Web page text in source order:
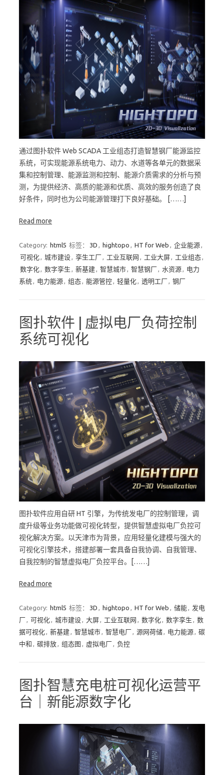
通过图扑软件 Web SCADA 工业组态打造智慧钢厂能源监控
系统，可实现能源系统电力、动力、水道等各单元的数据采
集和控制管理、能源监测和控制、能源介质需求的分析与预
测，为提供经济、高质的能源和优质、高效的服务创造了良
好条件，同时也为公司能源管理打下良好基础。 [……]
Read more
Category: html5 标签： 3D , hightopo , HT for Web , 企业能源,
可视化, 城市建设, 孪生工厂, 工业互联网 , 工业大屏, 工业组态,
数字化, 数字孪生 , 新基建, 智慧城市, 智慧钢厂, 水资源, 电力
系统, 电力能源, 组态, 能源管控, 轻量化, 透明工厂, 钢厂
图扑软件 | 虚拟电厂负荷控制
系统可视化
图扑软件应用自研 HT 引擎，为传统发电厂的控制管理，调
度升级等业务功能做可视化转型，提供智慧虚拟电厂负控可
视化解决方案。以天津市为背景，应用轻量化建模与强大的
可视化引擎技术，搭建部署一套具备自我协调、自我管理、
自我控制的智慧虚拟电厂负控平台。[……]
Read more
Category: html5 标签： 3D , hightopo , HT for Web , 储能, 发电
厂, 可视化, 城市建设, 大屏, 工业互联网 , 数字化, 数字孪生 , 数
据可视化, 新基建, 智慧城市, 智慧电厂, 源网荷储, 电力能源, 碳
中和 , 碳排放, 组态图 , 虚拟电厂, 负控
图扑智慧充电桩可视化运营平
台｜新能源数字化